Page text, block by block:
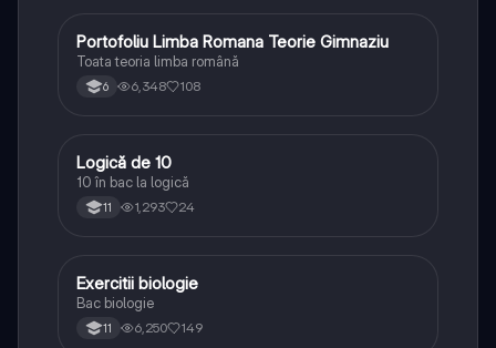
Limba și literatura română
Portofoliu Limba Romana Teorie Gimnaziu
Toata teoria limba română
6 6,348 108
Logică
Logică de 10
10 în bac la logică
11 1,293 24
Biologie
Exercitii biologie
Bac biologie
11 6,250 149